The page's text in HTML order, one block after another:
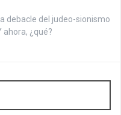
debacle del judeo-sionismo
ahora, ¿qué?